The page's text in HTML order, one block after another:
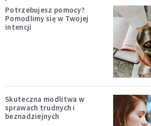
Potrzebujesz pomocy?
Pomodlimy się w Twojej
intencji
Skuteczna modlitwa w
sprawach trudnych i
beznadziejnych